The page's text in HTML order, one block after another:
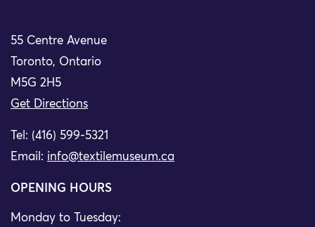
55 Centre Avenue
Toronto, Ontario
M5G 2H5
Get Directions
Tel: (416) 599-5321
Email: info@textilemuseum.ca
OPENING HOURS
Monday to Tuesday: